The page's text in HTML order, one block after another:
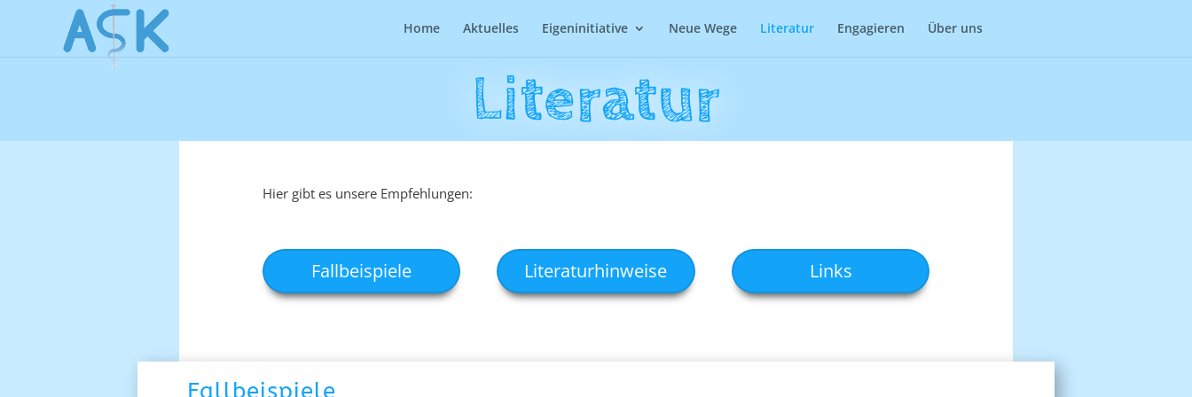
Home Aktuelles Eigeninitiative Neue Wege Literatur Engagieren Über uns
Literatur
Hier gibt es unsere Empfehlungen:
Fallbeispiele Literaturhinweise Links
Fallbeispiele